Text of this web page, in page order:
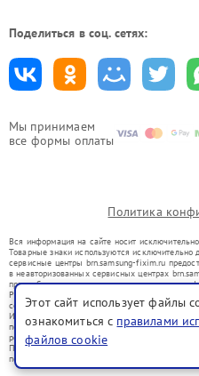
Мы принимаем
все формы оплаты
Поделиться в соц. сетях:
Политика
Вся информация на сайте носит
Товарные знаки используются исключительно
сервисные центры brn.samsung-fixim.ru
в неавторизованных сервисных центрах
правообладателями товарных знаков или их
Ремонт осуществляется для устройств, уже
со статьей 1487 ГК РФ.
Использование товарных знаков не
потребителей в заблуждение, а служит для
ремонту техники указанных брендов.
Представленная на сайте информация не
положениями Статьи 437(2) Гражданского
Этот сайт использует файлы
ознакомиться с правилами
файлов cookie